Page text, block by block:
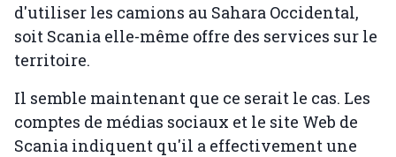
d'utiliser les camions au Sahara Occidental,
soit Scania elle-même offre des services sur le
territoire.
Il semble maintenant que ce serait le cas. Les
comptes de médias sociaux et le site Web de
Scania indiquent qu'il a effectivement une